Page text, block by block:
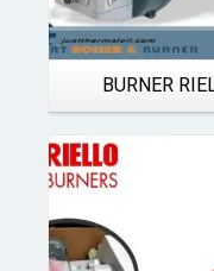
BURNER